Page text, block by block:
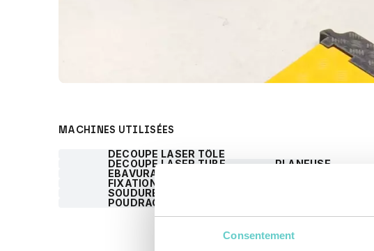
Consentement
MACHINES UTILISÉES
DÉCOUPE LASER TÔLE
DÉCOUPE LASER TUBE
PLANEUSE
ÉBAVURAGE
FIXATIONS À SERTIR/SOUDER
SOUDURE MANUELLE
POUDRAGE INDUSTRIEL